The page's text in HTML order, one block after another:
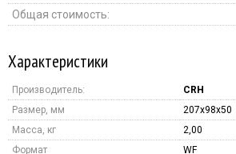
Общая стоимость:
Характеристики
Производитель:
CRH
Размер, мм
207x98x50
Масса, кг
2,00
Формат
WF